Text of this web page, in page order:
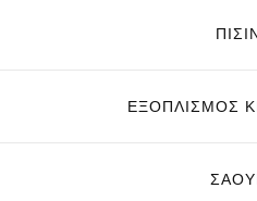
ΕΞΟΠΛΙΣΜΌΣ